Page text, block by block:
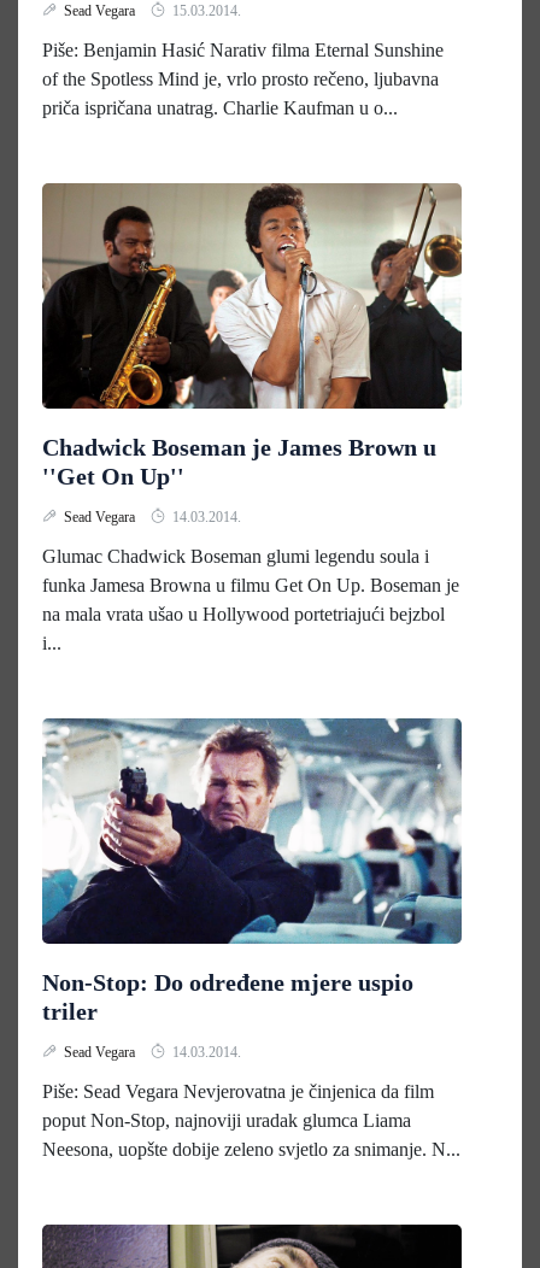
Sead Vegara 15.03.2014.
Piše: Benjamin Hasić Narativ filma Eternal Sunshine
of the Spotless Mind je, vrlo prosto rečeno, ljubavna
priča ispričana unatrag. Charlie Kaufman u o...
Chadwick Boseman je James Brown u
''Get On Up''
Sead Vegara 14.03.2014.
Glumac Chadwick Boseman glumi legendu soula i
funka Jamesa Browna u filmu Get On Up. Boseman je
na mala vrata ušao u Hollywood portetriajući bejzbol
i...
Non-Stop: Do određene mjere uspio
triler
Sead Vegara 14.03.2014.
Piše: Sead Vegara Nevjerovatna je činjenica da film
poput Non-Stop, najnoviji uradak glumca Liama
Neesona, uopšte dobije zeleno svjetlo za snimanje. N...